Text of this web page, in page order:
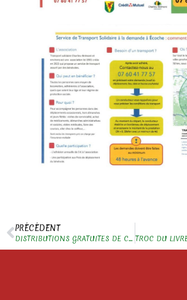
PRÉCÉDENT
DISTRIBUTIONS GRATUITES DE COMPOST